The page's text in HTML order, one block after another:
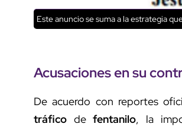
Este anuncio se suma a la estrategia
Acusaciones en su
De acuerdo con reportes
tráfico defentanilo, la